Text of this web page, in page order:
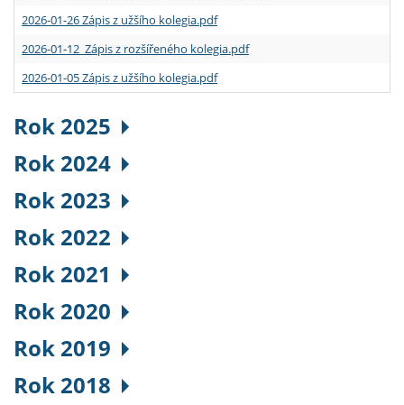
2026-01-26 Zápis z užšího kolegia.pdf
2026-01-12 Zápis z rozšířeného kolegia.pdf
2026-01-05 Zápis z užšího kolegia.pdf
Rok 2025
Rok 2024
Rok 2023
Rok 2022
Rok 2021
Rok 2020
Rok 2019
Rok 2018